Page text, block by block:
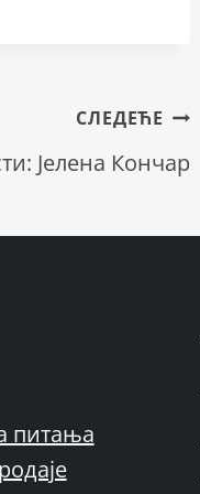
СЛЕДЕЋЕ
Јелена Кончар
питања